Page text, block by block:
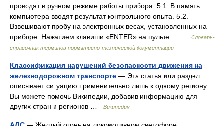
проводят в ручном режиме работы прибора. 5.1. В память
компьютера вводят результат контрольного опыта. 5.2.
Взвешивают пробу на электронных весах, установленных на
приборе. Нажатием клавиши «ENTER» на пульте… …
Словарь-
справочник терминов нормативно-технической документации
Классификация нарушений безопасности движения на
железнодорожном транспорте — Эта статья или раздел
описывает ситуацию применительно лишь к одному региону.
Вы можете помочь Википедии, добавив информацию для
других стран и регионов …
Википедия